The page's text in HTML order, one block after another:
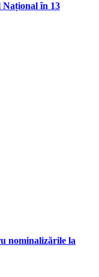
Național în 13
nominalizările la